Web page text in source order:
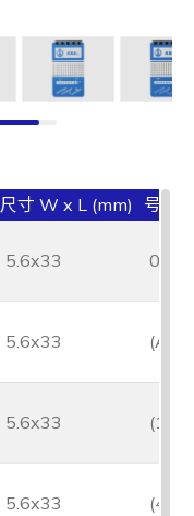
尺寸 W x L (mm) 号码
5.6x33 0~9
5.6x33
5.6x33
5.6x33